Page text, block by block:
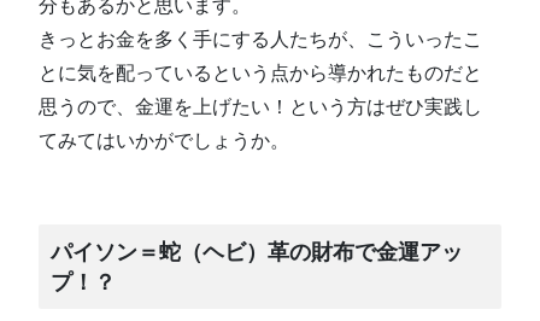
分もあるかと思います。
きっとお金を多く手にする人たちが、こういったこ
とに気を配っているという点から導かれたものだと
思うので、金運を上げたい！という方はぜひ実践し
てみてはいかがでしょうか。
パイソン＝蛇（ヘビ）革の財布で金運アッ
プ！？